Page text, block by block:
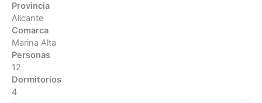
Provincia
Alicante
Comarca
Marina Alta
Personas
12
Dormitorios
4